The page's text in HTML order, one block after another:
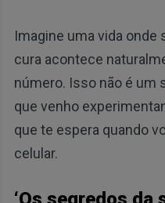
Imagine uma vida onde
cura acontece
número. Isso não é um
que venho
que te espera quando
celular.